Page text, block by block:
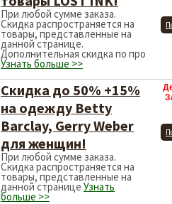
При любой сумме заказа.
Скидка распространяется на
товары, представленные на
данной странице.
Дополнительная скидка по про
Узнать больше >>
Скидка до 50% +15%
на одежду Betty
Barclay, Gerry Weber
для женщин!
При любой сумме заказа.
Скидка распространяется на
товары, представленные на
данной странице Узнать
больше >>